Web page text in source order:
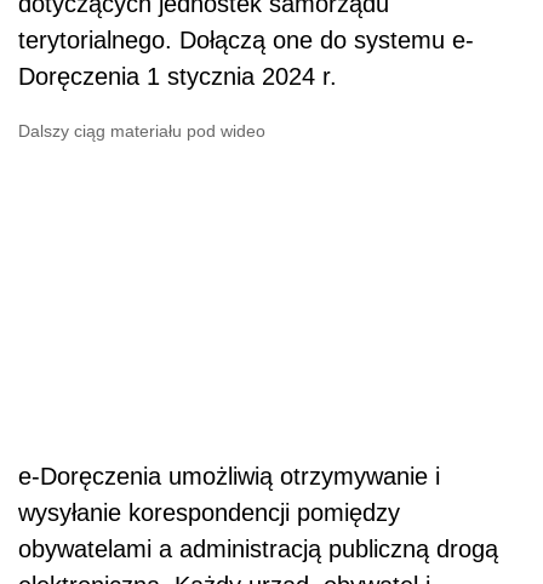
terytorialnego. Dołączą one do systemu e-
Doręczenia 1 stycznia 2024 r.
Dalszy ciąg materiału pod wideo
e-Doręczenia umożliwią otrzymywanie i
wysyłanie korespondencji pomiędzy
obywatelami a administracją publiczną drogą